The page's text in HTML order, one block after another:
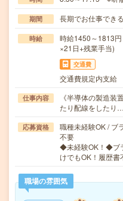
期間 長期でお仕事でき
時給
時給1450～1813
×21日+残業手当)
交通費
交通費規定内支給
仕事内容
《半導体の製造装
たり配線をしたり
応募資格
職種未経験OK / ブ
不要
◆未経験OK！◆ブ
けでもOK！履歴
職場の雰囲気